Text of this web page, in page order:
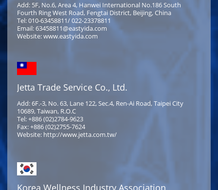
Add: 5F, No.6, Area 4, Hanwei International No.186 South
Fourth Ring West Road, Fengtai District, Beijing, China
Tel: 010-63458811/ 022-23378811
Email: 63458811@eastyida.com
Website: www.eastyida.com
Jetta Trade Service Co., Ltd.
Add: 6F.-3, No. 63, Lane 122, Sec.4, Ren-Ai Road, Taipei City
10689, Taiwan, R.O.C
Tel: +886 (02)2784-9623
Fax: +886 (02)2755-7624
Website: http://www.jetta.com.tw/
Korea Wellness Industry Association